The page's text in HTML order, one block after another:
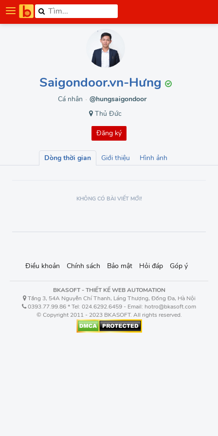
Saigondoor.vn-Hưng
Cá nhân ●
@hungsaigondoor
Thủ Đức
Đăng ký
Dòng thời gian Giới thiệu Hình ảnh
KHÔNG CÓ BÀI VIẾT MỚI!
Điều khoản Chính sách Bảo mật Hỏi đáp Góp ý
BKASOFT - THIẾT KẾ WEB AUTOMATION
Tầng 3, 54A Nguyễn Chí Thanh, Láng Thượng, Đống Đa, Hà Nội
0393.77.99.86 * Tel: 024.6292.6459 - Email: hotro@bkasoft.com
© Copyright 2011 - 2023 BKASOFT. All rights reserved.